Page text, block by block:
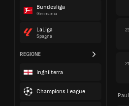
Bundesliga
Germania
LaLiga
Spagna
REGIONE
Inghilterra
Champions League